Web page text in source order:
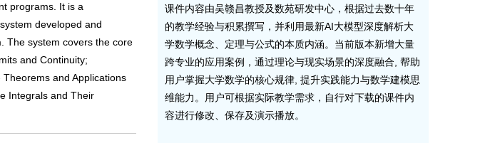
programs. It is a
developed and
The system covers the core
and Continuity;
and Applications
Integrals and Their
课件内容由吴赣昌教授及数苑研发中心，根据过去数十年
的教学经验与积累撰写，并利用最新AI大模型深度解析大
学数学概念、定理与公式的本质内涵。当前版本新增大量
跨专业的应用案例，通过理论与现实场景的深度融合, 帮助
用户掌握大学数学的核心规律, 提升实践能力与数学建模思
维能力。用户可根据实际教学需求，自行对下载的课件内
容进行修改、保存及演示播放。